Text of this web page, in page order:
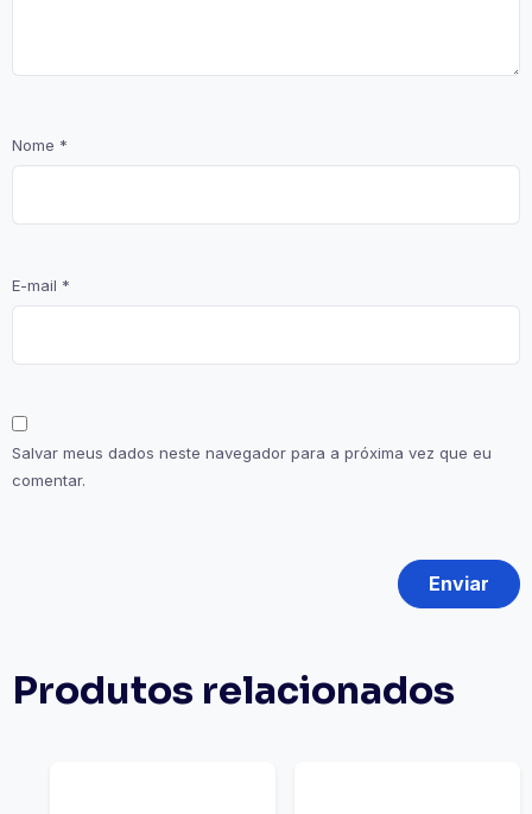
Nome *
E-mail *
Salvar meus dados neste navegador para a próxima vez que eu
comentar.
Produtos relacionados